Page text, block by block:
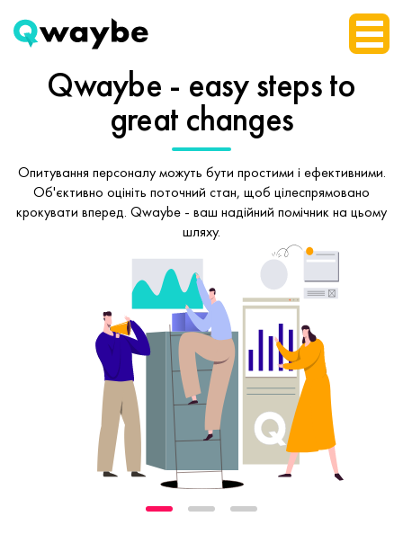
Qwaybe - easy stepsto
great changes
Опитування персоналу можуть бути простими і ефективними.
Об'єктивно оцініть поточний стан, щоб цілеспрямовано
крокувати вперед. Qwaybe - ваш надійний помічник на цьому
шляху.